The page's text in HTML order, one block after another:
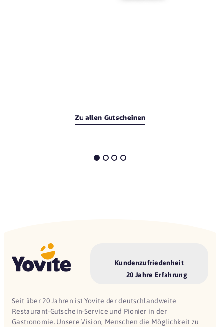
Zu allen Gutscheinen
Kundenzufriedenheit
20 Jahre Erfahrung
Seit über 20 Jahren ist Yovite der deutschlandweite
Restaurant-Gutschein-Service und Pionier in der
Gastronomie. Unsere Vision, Menschen die Möglichkeit zu